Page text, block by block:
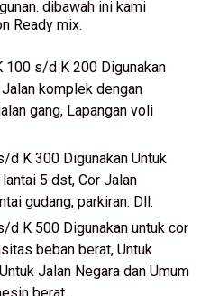
dibawah ini kami
Ready mix.
100 s/d K 200 Digunakan
komplek dengan
gang, Lapangan voli
d K 300 Digunakan Untuk
5 dst, Cor Jalan
gudang, parkiran. Dll.
d K 500 Digunakan untuk cor
beban berat, Untuk
Jalan Negara dan Umum